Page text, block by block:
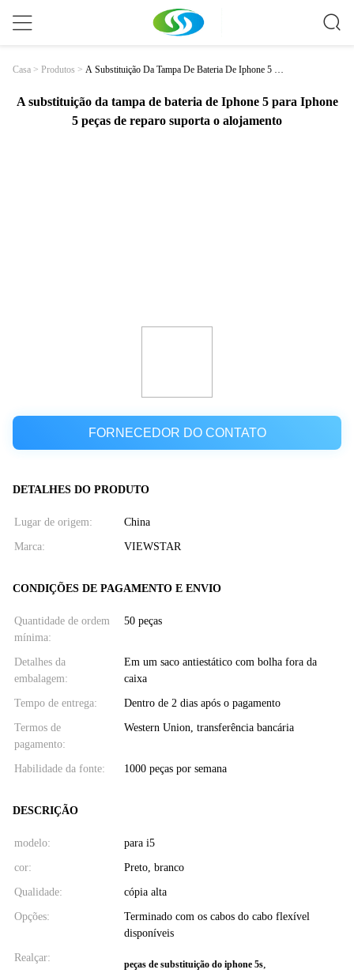
Casa > Produtos > A Substituição Da Tampa De Bateria De Iphone 5 Par
A substituição da tampa de bateria de Iphone 5 para Iphone
5 peças de reparo suporta o alojamento
FORNECEDOR DO CONTATO
DETALHES DO PRODUTO
Lugar de origem: China
Marca: VIEWSTAR
CONDIÇÕES DE PAGAMENTO E ENVIO
Quantidade de ordem
mínima:
50 peças
Detalhes da
embalagem:
Em um saco antiestático com bolha fora da
caixa
Tempo de entrega: Dentro de 2 dias após o pagamento
Termos de
pagamento:
Western Union, transferência bancária
Habilidade da fonte: 1000 peças por semana
DESCRIÇÃO
modelo: para i5
cor: Preto, branco
Qualidade: cópia alta
Opções:
Terminado com os cabos do cabo flexível
disponíveis
Realçar:
peças de substituição do iphone 5s,